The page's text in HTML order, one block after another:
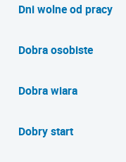
Dni wolne od pracy
Dobra osobiste
Dobra wiara
Dobry start